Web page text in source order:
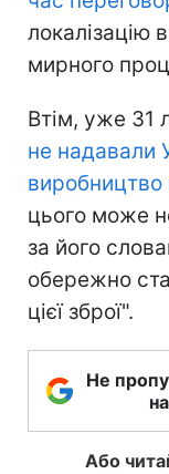
локалізацію
мирного
Втім, уже 31
не надавали
виробництво
цього може
за його
обережно
цієї зброї".
Не
Або